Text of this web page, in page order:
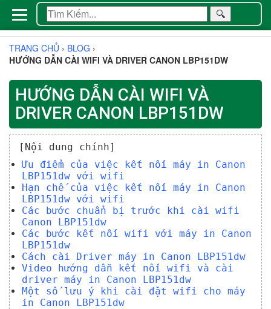
🔍
TRANG CHỦ › BLOG ›
HƯỚNG DẪN CÀI WIFI VÀ DRIVER CANON LBP151DW
HƯỚNG DẪN CÀI WIFI VÀ
DRIVER CANON LBP151DW
[Nội dung chính]
Ưu điểm của việc kết nối máy in Canon
LBP151dw với wifi
Hạn chế của việc kết nối máy in Canon
LBP151dw với wifi
Các bước chuẩn bị trước khi cài wifi
Canon LBP151dw
Các bước kết nối wifi với máy in Canon
LBP151dw
Cách cài Driver máy in Canon LBP151dw
Video hướng dẫn kết nối wifi và cài
driver máy in Canon LBP151dw
Một số lưu ý khi cài đặt wifi cho máy
in Canon LBP151dw